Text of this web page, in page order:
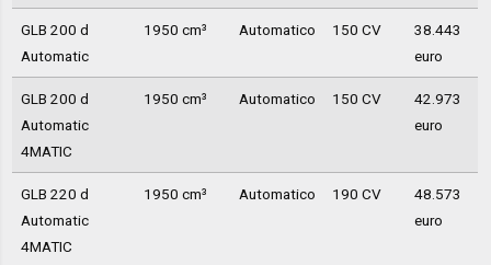
GLB 200 d
Automatic
1950 cm³ Automatico 150 CV
38.443
euro
GLB 200 d
Automatic
4MATIC
1950 cm³ Automatico 150 CV
42.973
euro
GLB 220 d
Automatic
4MATIC
1950 cm³ Automatico 190 CV
48.573
euro